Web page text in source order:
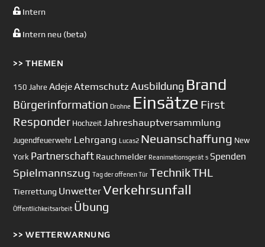
Intern
Intern neu (beta)
>> THEMEN
150 Jahre AdejeAtemschutz Ausbildung Brand
Bürgerinformation Drohne Einsätze First
Responder Hochzeit Jahreshauptversammlung
Jugendfeuerwehr Lehrgang Lucas2 Neuanschaffung New
York Partnerschaft Rauchmelder Reanimationsgerät s Spenden
Spielmannszug Tag der offenen Tür TechnikTHL
Tierrettung UnwetterVerkehrsunfall
Öffentlichkeitsarbeit Übung
>> WETTERWARNUNG